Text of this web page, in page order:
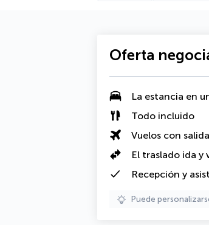
Oferta
La estancia en
Todo incluido
Vuelos con
El traslado ida
Recepción y
Puede